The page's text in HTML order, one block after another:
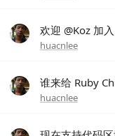
欢迎 @Koz 加入
huacnlee
谁来给 Ruby
huacnlee